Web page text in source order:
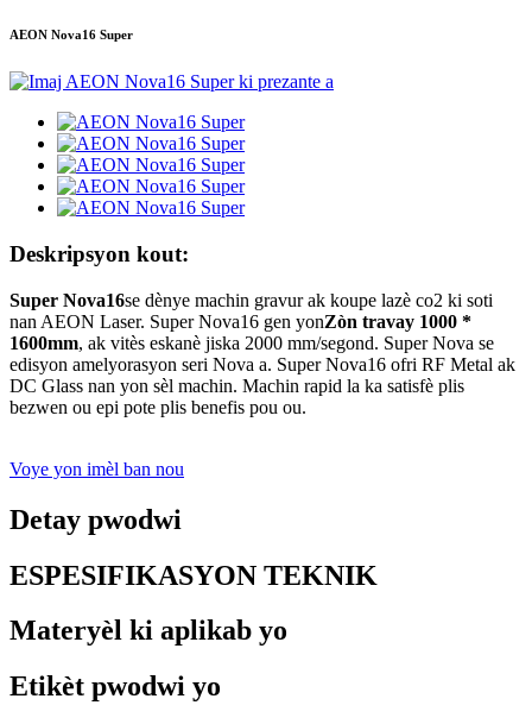
AEON Nova16 Super
Deskripsyon kout:
Super Nova16se dènye machin gravur ak koupe lazè co2 ki soti
nan AEON Laser. Super Nova16 gen yonZòn travay 1000 *
1600mm, ak vitès eskanè jiska 2000 mm/segond. Super Nova se
edisyon amelyorasyon seri Nova a. Super Nova16 ofri RF Metal ak
DC Glass nan yon sèl machin. Machin rapid la ka satisfè plis
bezwen ou epi pote plis benefis pou ou.
Voye yon imèl ban nou
Detay pwodwi
ESPESIFIKASYON TEKNIK
Materyèl ki aplikab yo
Etikèt pwodwi yo